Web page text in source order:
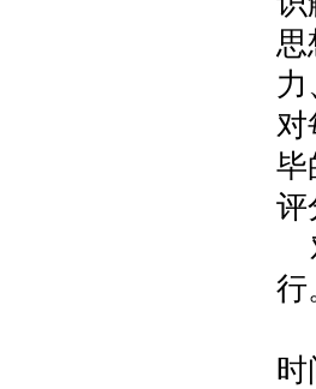
思
对
毕
评
行
时